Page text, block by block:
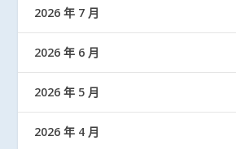
2026 年 7 月
2026 年 6 月
2026 年 5 月
2026 年 4 月